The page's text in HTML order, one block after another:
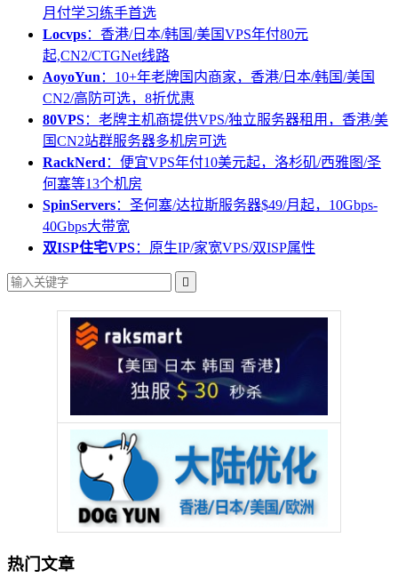
月付学习练手首选
Locvps：香港/日本/韩国/美国VPS年付80元
起,CN2/CTGNet线路
AoyoYun ：10+年老牌国内商家，香港/日本/韩国/美国
CN2/高防可选，8折优惠
80VPS：老牌主机商提供VPS/独立服务器租用，香港/美
国CN2站群服务器多机房可选
RackNerd ：便宜VPS年付10美元起，洛杉矶/西雅图/圣
何塞等13个机房
SpinServers：圣何塞/达拉斯服务器$49/月起，10Gbps-
40Gbps大带宽
双ISP住宅VPS：原生IP/家宽VPS/双ISP属性

热门文章